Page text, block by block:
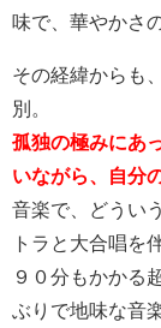
味で、華やかさ
その経緯からも
別。
孤独の極みにあ
いながら、自分
音楽で、どうい
トラと大合唱を
９０分もかかる
ぶりで地味な音